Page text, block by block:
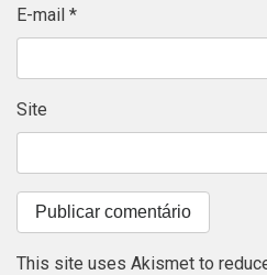
E-mail *
Site
This site uses Akismet to